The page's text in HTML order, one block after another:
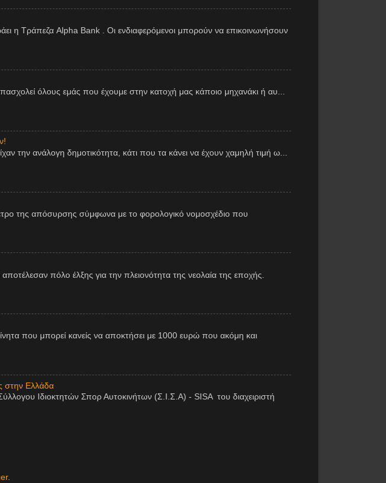
η Τράπεζα Alpha Bank . Οι ενδιαφερόμενοι μπορούν να επικοινωνήσουν
όλους εμάς που έχουμε στην κατοχή μας κάποιο μηχανάκι ή αυ...
την ανάλογη δημοτικότητα, κάτι που τα κάνει να έχουν χαμηλή τιμή ω...
της απόσυρσης σύμφωνα με το φορολογικό νομοσχέδιο που
πόλο έλξης για την πλειονότητα της νεολαία της εποχής.
που μπορεί κανείς να αποκτήσει με 1000 ευρώ που ακόμη και
στην Ελλάδα
Ιδιοκτητών Σπορ Αυτοκινήτων (Σ.Ι.Σ.Α) - SISA του διαχειριστή
.